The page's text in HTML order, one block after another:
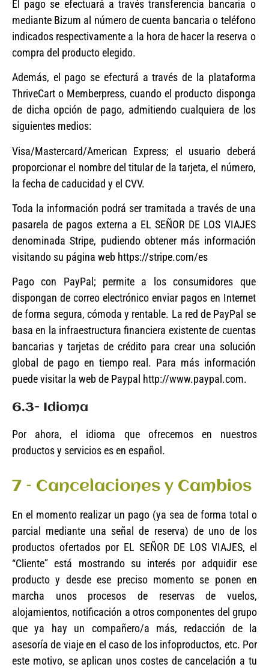
El pago se efectuará a través transferencia bancaria o
mediante Bizum al número de cuenta bancaria o teléfono
indicados respectivamente a la hora de hacer la reserva o
compra del producto elegido.
Además, el pago se efecturá a través de la plataforma
ThriveCart o Memberpress, cuando el producto disponga
de dicha opción de pago, admitiendo cualquiera de los
siguientes medios:
Visa/Mastercard/American Express; el usuario deberá
proporcionar el nombre del titular de la tarjeta, el número,
la fecha de caducidad y el CVV.
Toda la información podrá ser tramitada a través de una
pasarela de pagos externa a EL SEÑOR DE LOS VIAJES
denominada Stripe, pudiendo obtener más información
visitando su página web https://stripe.com/es
Pago con PayPal; permite a los consumidores que
dispongan de correo electrónico enviar pagos en Internet
de forma segura, cómoda y rentable. La red de PayPal se
basa en la infraestructura financiera existente de cuentas
bancarias y tarjetas de crédito para crear una solución
global de pago en tiempo real. Para más información
puede visitar la web de Paypal http://www.paypal.com.
6.3- Idioma
Por ahora, el idioma que ofrecemos en nuestros
productos y servicios es en español.
7 – Cancelaciones y Cambios
En el momento realizar un pago (ya sea de forma total o
parcial mediante una señal de reserva) de uno de los
productos ofertados por EL SEÑOR DE LOS VIAJES, el
“Cliente” está mostrando su interés por adquidir ese
producto y desde ese preciso momento se ponen en
marcha unos procesos de reservas de vuelos,
alojamientos, notificación a otros componentes del grupo
que ya hay un compañero/a más, redacción de la
asesoría de viaje en el caso de los infoproductos, etc. Por
este motivo, se aplican unos costes de cancelación a tu